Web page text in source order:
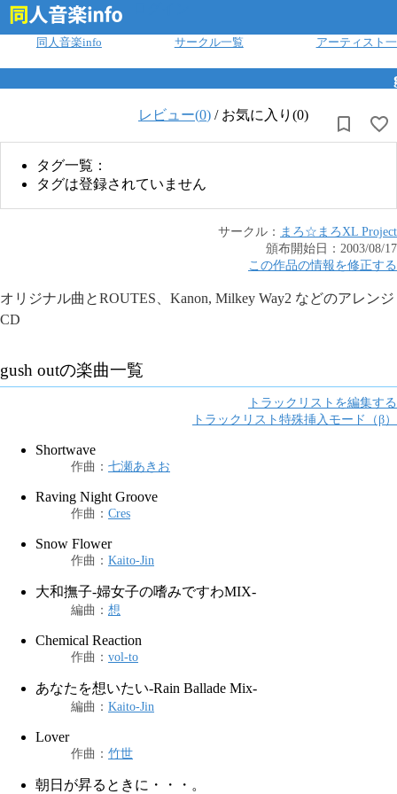
同人音楽info サークル一覧 アーティスト
レビュー(0) / お気に入り(0)
タグ一覧：
タグは登録されていません
サークル： まろ☆まろXL Project
頒布開始日： 2003/08/17
この作品の情報を修正する
オリジナル曲とROUTES、Kanon, Milkey Way2 などのアレンジ
CD
gush outの楽曲一覧
トラックリストを編集する
トラックリスト特殊挿入モード（β）
Shortwave
作曲 ： 七瀬あきお
Raving Night Groove
作曲 ： Cres
Snow Flower
作曲 ： Kaito-Jin
大和撫子-婦女子の嗜みですわMIX-
編曲 ： 想
Chemical Reaction
作曲 ： vol-to
あなたを想いたい-Rain Ballade Mix-
編曲 ： Kaito-Jin
Lover
作曲 ： 竹世
朝日が昇るときに・・・。